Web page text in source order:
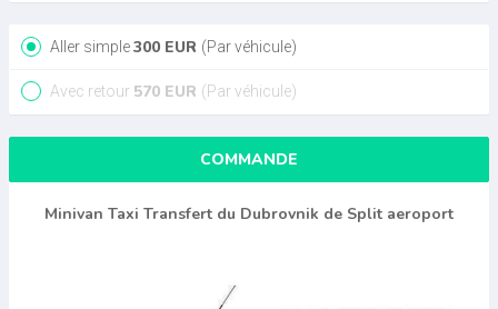
Aller simple300 EUR (Par véhicule)
Avec retour 570 EUR (Par véhicule)
COMMANDE
Minivan Taxi Transfert du Dubrovnik de Split aeroport